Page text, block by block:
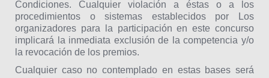
Condiciones. Cualquier violación a éstas o a los
procedimientos o sistemas establecidos por Los
organizadores para la participación en este concurso
implicará la inmediata exclusión de la competencia y/o
la revocación de los premios.
Cualquier caso no contemplado en estas bases será